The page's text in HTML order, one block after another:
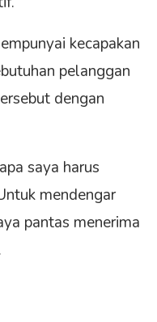
kecapakan
pelanggan
dengan
saya harus
mendengar
pantas menerima